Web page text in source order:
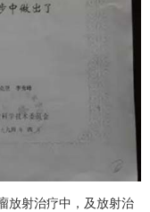
射治疗中，及放射治